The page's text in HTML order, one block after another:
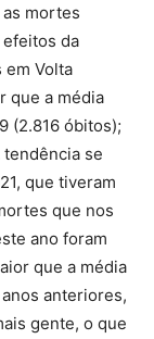
mortes
efeitos da
em Volta
que a média
(2.816 óbitos);
tendência se
que tiveram
que nos
ano foram
que a média
anteriores,
gente, o que